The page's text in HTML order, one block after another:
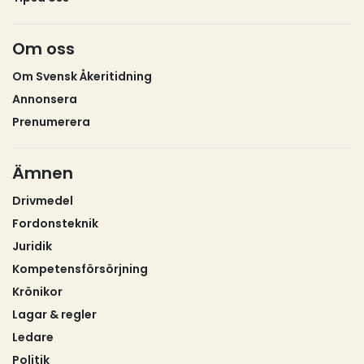
de drygt halva marknaden, eller nästan tre miljoner
kunder.En mer detaljerad bild av hur det ser ut i
har monopol i sitt område. Alla företag bestämmer
Branschorganisationen Energiföretagen, som har
har uppgifter om vilka som hunnit införa
effektavtal.Motivet för att införa effektavgifter är
att elnätsföretagen måste anpassa sina nät efter
kundernas effektuttag. Om elkunden bara någon
enstaka gång behöver ta ut höga effekter, så
måste nätet vara dimensionerat för det. Det gäller
även om effekttoppen bara varar under en kort tid.
Om oss
Om Svensk Åkeritidning
Annonsera
Prenumerera
Ämnen
Drivmedel
Fordonsteknik
Juridik
Kompetensförsörjning
Krönikor
Lagar & regler
Ledare
Politik